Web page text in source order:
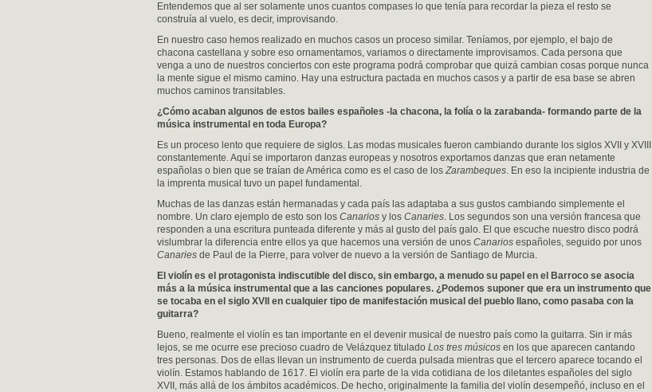
Entendemos que al ser solamente unos cuantos compases lo que tenía para recordar la pieza el resto se
construía al vuelo, es decir, improvisando.
En nuestro caso hemos realizado en muchos casos un proceso similar. Teníamos, por ejemplo, el bajo de
chacona castellana y sobre eso ornamentamos, variamos o directamente improvisamos. Cada persona que
venga a uno de nuestros conciertos con este programa podrá comprobar que quizá cambian cosas porque nunca
la mente sigue el mismo camino. Hay una estructura pactada en muchos casos y a partir de esa base se abren
muchos caminos transitables.
¿Cómo acaban algunos de estos bailes españoles -la chacona, la fol ía o la zarabanda- formando parte de la
música instrumental en toda Europa?
Es un proceso lento que requiere de siglos. Las modas musicales fueron cambiando durante los siglos XVII y XVIII
constantemente. Aquí se importaron danzas europeas y nosotros exportamos danzas que eran netamente
españolas o bien que se traían de América como es el caso de los Zarambeques. En eso la incipiente industria de
la imprenta musical tuvo un papel fundamental.
Muchas de las danzas están hermanadas y cada país las adaptaba a sus gustos cambiando simplemente el
nombre. Un claro ejemplo de esto son los Canarios y los Canaries. Los segundos son una versión francesa que
responden a una escritura punteada diferente y más al gusto del país galo. El que escuche nuestro disco podrá
vislumbrar la diferencia entre ellos ya que hacemos una versión de unos Canarios españoles, seguido por unos
Canaries de Paul de la Pierre, para volver de nuevo a la versión de Santiago de Murcia.
El violín es el protagonista indiscutible del disco, sin embargo, a menudo su papel en el Barroco se asocia
más a la música instrumental que a las canciones populares. ¿Podemos suponer que era un instrumento que
se tocaba en el siglo XVII en cualquier tipo de manifestación musical del pueblo llano, como pasaba con la
guitarra?
Bueno, realmente el violín es tan importante en el devenir musical de nuestro país como la guitarra. Sin ir más
lejos, se me ocurre ese precioso cuadro de Velázquez titulado Los tres músicos en los que aparecen cantando
tres personas. Dos de ellas llevan un instrumento de cuerda pulsada mientras que el tercero aparece tocando el
violín. Estamos hablando de 1617. El violín era parte de la vida cotidiana de los diletantes españoles del siglo
XVII, más allá de los ámbitos académicos. De hecho, originalmente la familia del violín desempeñó, incluso en el